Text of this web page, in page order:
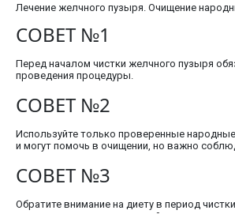
Лечение желчного пузыря. Очищение
СОВЕТ №1
Перед началом чистки желчного пузыря
проведения процедуры.
СОВЕТ №2
Используйте только проверенные
и могут помочь в очищении, но важно
СОВЕТ №3
Обратите внимание на диету в период